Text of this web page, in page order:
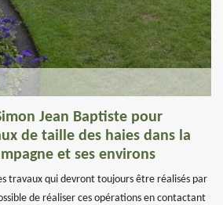
Jean Baptiste pour
de taille des haies dans la
et ses environs
travaux qui devront toujours être réalisés par
de réaliser ces opérations en contactant